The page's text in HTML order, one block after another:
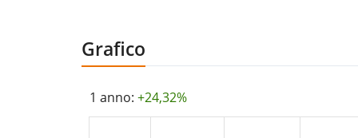
Grafico
1 anno: +24,32%